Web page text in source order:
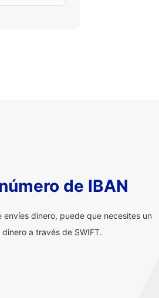
de IBAN
dinero, puede que necesites un
a través de SWIFT.